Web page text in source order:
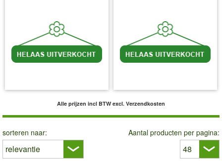
Alle prijzen incl BTW excl. Verzendkosten
sorteren naar: Aantal producten per pagina: